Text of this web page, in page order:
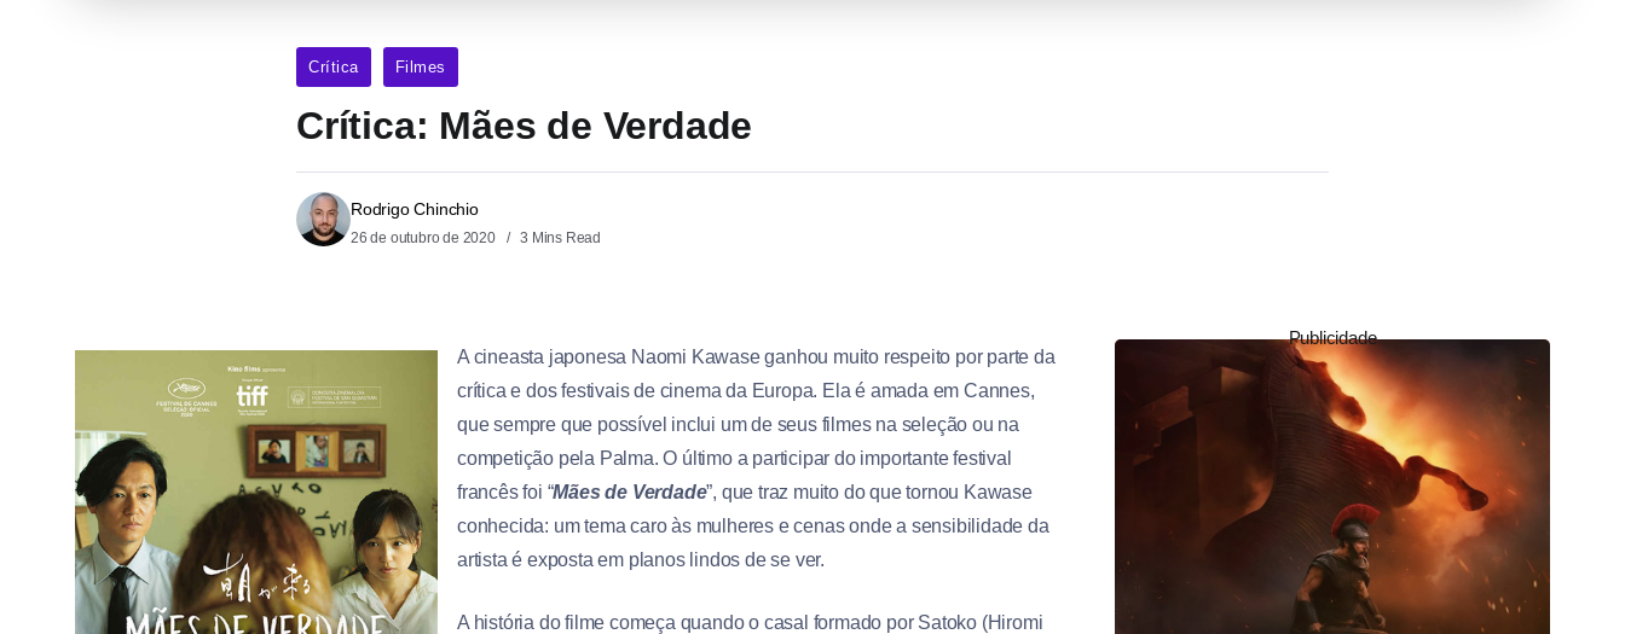
Crítica Filmes
Crítica: Mães de Verdade
Rodrigo Chinchio
26 de outubro de 2020 3 Mins Read
A cineasta japonesa Naomi Kawase ganhou muito respeito por parte da
crítica e dos festivais de cinema da Europa. Ela é amada em Cannes,
que sempre que possível inclui um de seus filmes na seleção ou na
competição pela Palma. O último a participar do importante festival
francês foi “Mães de Verdade”, que traz muito do que tornou Kawase
conhecida: um tema caro às mulheres e cenas onde a sensibilidade da
artista é exposta em planos lindos de se ver.
A história do filme começa quando o casal formado por Satoko (Hiromi
Publicidade